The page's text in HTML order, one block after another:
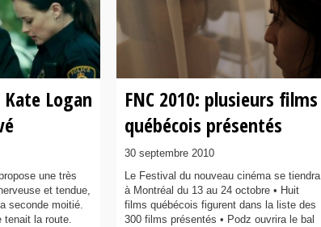
Logan
une très
et tendue,
seconde moitié.
tenait la route.
FNC 2010: plusieurs films
québécois présentés
30 septembre 2010
Le Festival du nouveau cinéma se tiendra
à Montréal du 13 au 24 octobre • Huit
films québécois figurent dans la liste des
300 films présentés • Podz ouvrira le bal